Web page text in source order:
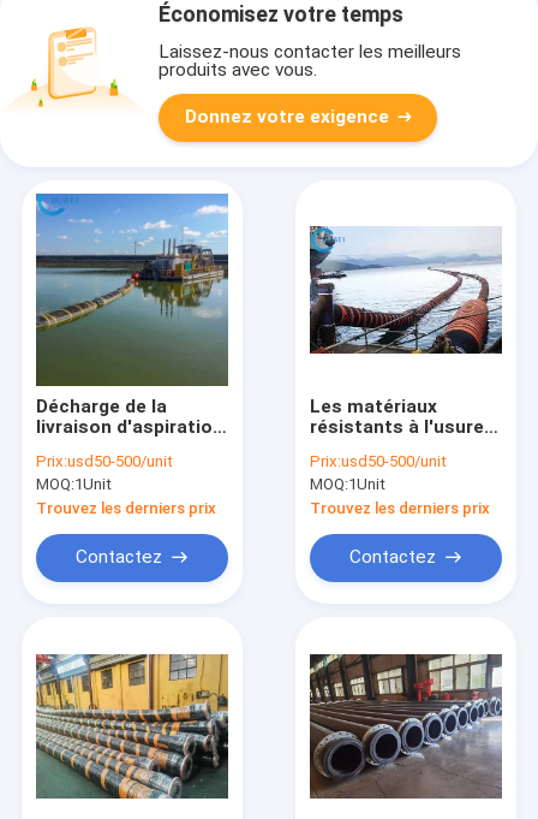
Économisez votre temps
Laissez-nous contacter les meilleurs
produits avec vous.
Donnez votre exigence
Décharge de la
livraison d'aspiration
de sable de Marine
Floating Dredge Hose
Suppliers
Prix:usd50-500/unit
MOQ:1Unit
Trouvez les derniers prix
Contactez
Les matériaux
résistants à l'usure
de drague
d'aspiration poncent
les lignes de gain
tuyaux blindés
Prix:usd50-500/unit
MOQ:1Unit
Trouvez les derniers prix
Contactez